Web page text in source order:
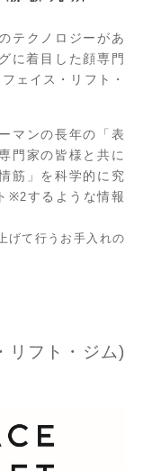
テクノロジーがあ
に着目した顔専門
ェイス・リフト・
マンの長年の「表
門家の皆様と共に
筋」を科学的に究
※2するような情報
げて行うお手入れの
リフト・ジム)